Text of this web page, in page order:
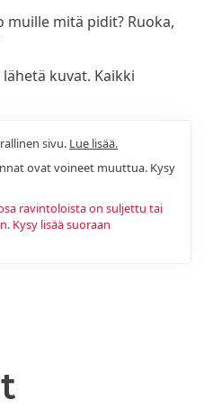
muille mitä pidit? Ruoka,
kuvat. Kaikki
sivu. Lue lisää.
ovat voineet muuttua. Kysy
ravintoloista on suljettu tai
Kysy lisää suoraan